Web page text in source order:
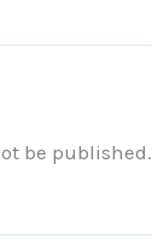
be published.